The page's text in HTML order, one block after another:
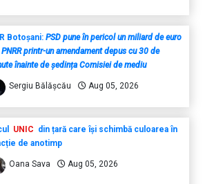
Botoșani: PSD pune în pericol un miliard de euro
printr-un amendament depus cu 30 de
înainte de ședința Comisiei de mediu
Sergiu Bălășcău Aug 05, 2026
UNIC din țară care își schimbă culoarea în
de anotimp
Oana Sava Aug 05, 2026